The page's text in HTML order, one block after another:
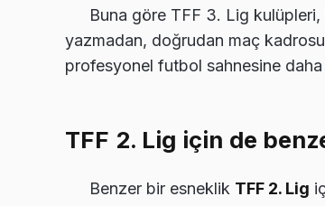
Buna göre TFF 3. Lig kulüpleri,
yazmadan, doğrudan maç
profesyonel futbol sahnesine
TFF 2. Lig için de
Benzer bir esneklik TFF 2. Lig